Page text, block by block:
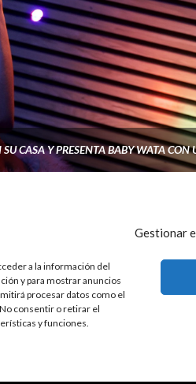
Gestionar
a la información del
y para mostrar anuncios
procesar datos como el
consentir o retirar el
y funciones.
1